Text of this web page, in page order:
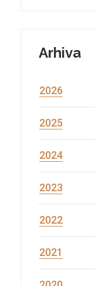
Arhiva
2026
2025
2024
2023
2022
2021